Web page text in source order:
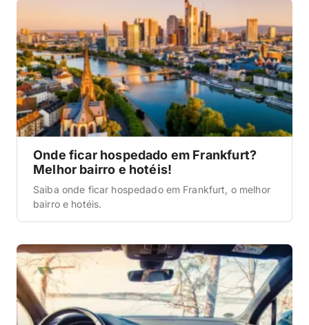
Onde ficar hospedado em Frankfurt?
Melhor bairro e hotéis!
Saiba onde ficar hospedado em Frankfurt, o melhor
bairro e hotéis.